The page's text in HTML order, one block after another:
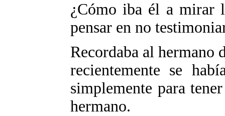
¿Cómo iba él a mirar
pensar en no
Recordaba al hermano
recientemente se
simplemente para
hermano.